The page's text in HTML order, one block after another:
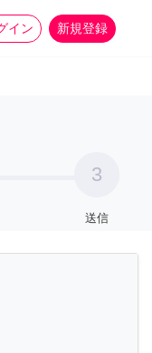
イン 新規登録
事 more_horiz
3
送信